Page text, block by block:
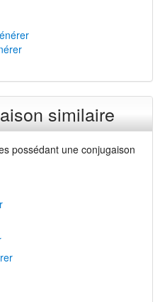
similaire
possédant une conjugaison